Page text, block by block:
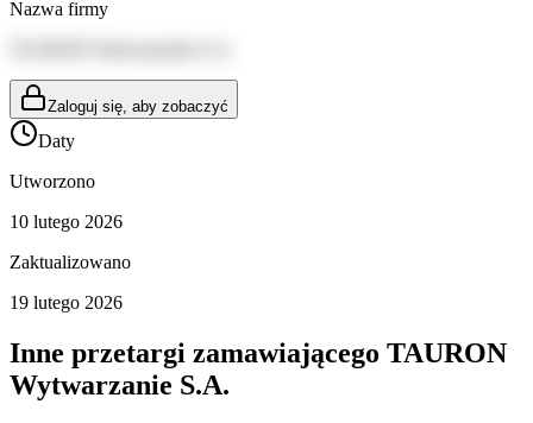
Nazwa firmy
Zaloguj się, aby zobaczyć
Daty
Utworzono
10 lutego 2026
Zaktualizowano
19 lutego 2026
Inne przetargi zamawiającego TAURON
Wytwarzanie S.A.